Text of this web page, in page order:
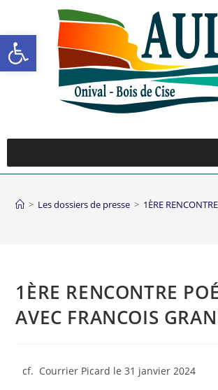
Ouvrir la barre
> Les dossiers de presse > 1ÈRE
1ÈRE RENCONTRE
AVEC FRANCOIS
cf. Courrier Picard le 31 janvier 2024